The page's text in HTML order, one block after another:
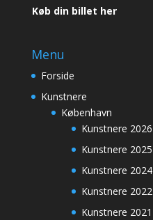
Køb din billet her
Menu
Forside
Kunstnere
København
Kunstnere 2026
Kunstnere 2025
Kunstnere 2024
Kunstnere 2022
Kunstnere 2021